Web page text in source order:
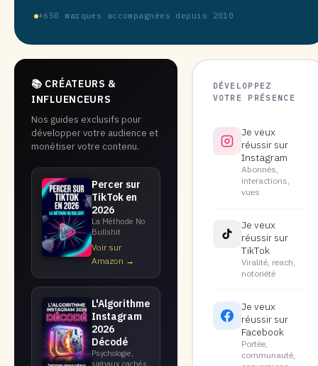
+650 marques accompagnées depuis 2010
📚 CRÉATEURS &
INFLUENCEURS
Nos guides exclusifs pour
développer votre audience et
monétiser votre contenu.
Percer sur
TikTok en
2026
La Méthode No
Bullshit
Voir sur
Amazon →
L'Algorithme
Instagram
2026
Décodé
Psychologie,
signaux cachés
DÉVELOPPEZ
VOTRE PRÉSENCE
Je veux
réussir sur
Instagram
Abonnés,
interactions,
vues
Je veux
réussir sur
TikTok
Viralité, reach,
notoriété
Je veux
réussir sur
Facebook
Portée,
communauté,